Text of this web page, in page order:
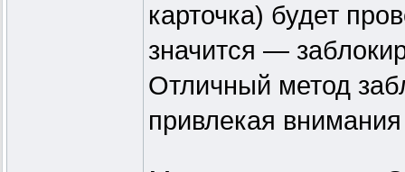
карточка) будет
значится —
Отличный метод
привлекая